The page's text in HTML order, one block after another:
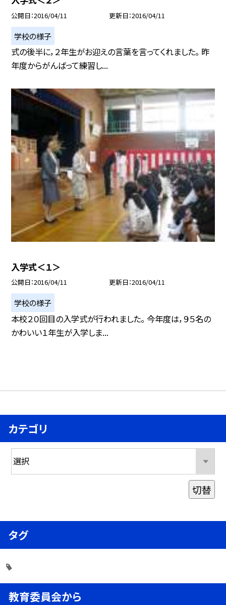
公開日 2016/04/11 更新日 2016/04/11
学校の様子
式の後半に，２年生がお迎えの言葉を言ってくれました。 昨
年度からがんばって練習し...
入学式＜１＞
公開日 2016/04/11 更新日 2016/04/11
学校の様子
本校２０回目の入学式が行われました。 今年度は，９５名の
かわいい１年生が入学しま...
カテゴリ
切替
タグ
教育委員会から